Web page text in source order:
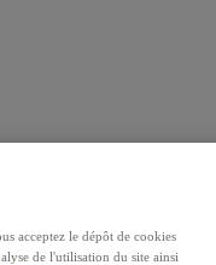
acceptez le dépôt de cookies
de l'utilisation du site ainsi